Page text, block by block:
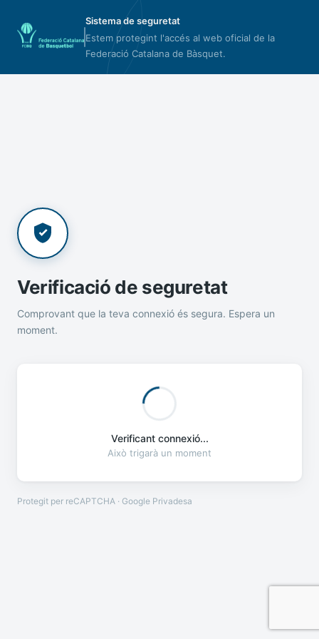
Sistema de seguretat
Estem protegint l'accés al web oficial de la
Federació Catalana de Bàsquet.
Verificació de seguretat
Comprovant que la teva connexió és segura. Espera un
moment.
Verificant connexió...
Això trigarà un moment
Protegit per reCAPTCHA · Google Privadesa